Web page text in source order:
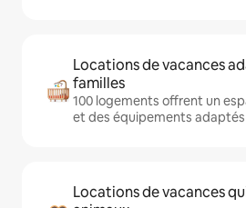
Locations de vacances
familles
100 logements offrent un
et des équipements
Locations de vacances